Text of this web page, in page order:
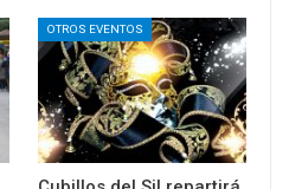
OTROS EVENTOS